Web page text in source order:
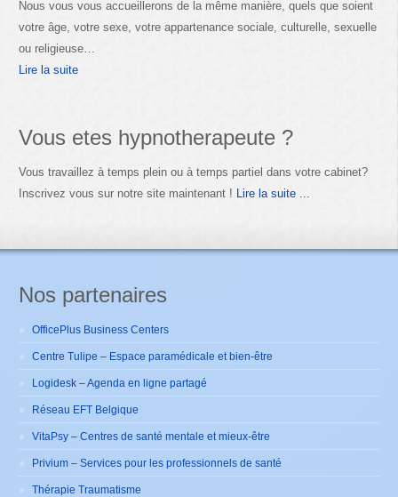
Nous vous vous accueillerons de la même manière, quels que soient
votre âge, votre sexe, votre appartenance sociale, culturelle, sexuelle
ou religieuse…
Lire la suite
Vous etes hypnotherapeute ?
Vous travaillez à temps plein ou à temps partiel dans votre cabinet?
Inscrivez vous sur notre site maintenant ! Lire la suite ...
Nos partenaires
OfficePlus Business Centers
Centre Tulipe – Espace paramédicale et bien-être
Logidesk – Agenda en ligne partagé
Réseau EFT Belgique
VitaPsy – Centres de santé mentale et mieux-être
Privium – Services pour les professionnels de santé
Thérapie Traumatisme